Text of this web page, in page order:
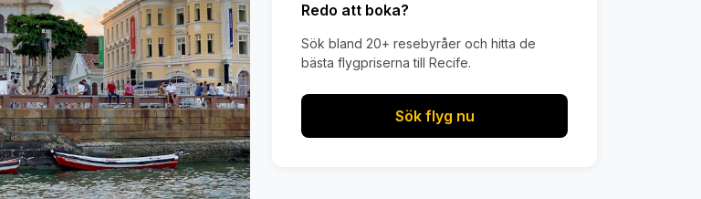
Redo att boka?
Sök bland 20+ resebyråer och hitta de
bästa flygpriserna till Recife.
Sök flyg nu